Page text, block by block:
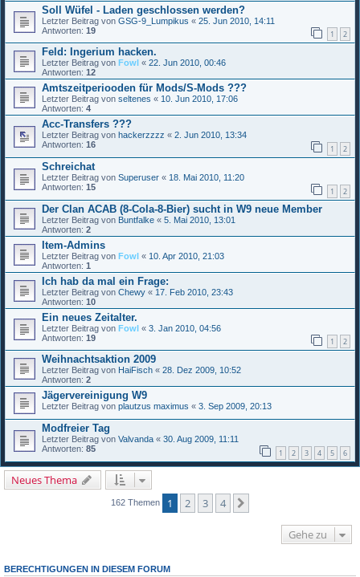
Soll Wüfel - Laden geschlossen werden?
Letzter Beitrag von GSG-9_Lumpikus « 25. Jun 2010, 14:11
Antworten: 19 1 2
Feld: Ingerium hacken.
Letzter Beitrag von Fowl « 22. Jun 2010, 00:46
Antworten: 12
Amtszeitperiooden für Mods/S-Mods ???
Letzter Beitrag von seltenes « 10. Jun 2010, 17:06
Antworten: 4
Acc-Transfers ???
Letzter Beitrag von hackerzzzz « 2. Jun 2010, 13:34
Antworten: 16 1 2
Schreichat
Letzter Beitrag von Superuser « 18. Mai 2010, 11:20
Antworten: 15 1 2
Der Clan ACAB (8-Cola-8-Bier) sucht in W9 neue Member
Letzter Beitrag von Buntfalke « 5. Mai 2010, 13:01
Antworten: 2
Item-Admins
Letzter Beitrag von Fowl « 10. Apr 2010, 21:03
Antworten: 1
Ich hab da mal ein Frage:
Letzter Beitrag von Chewy « 17. Feb 2010, 23:43
Antworten: 10
Ein neues Zeitalter.
Letzter Beitrag von Fowl « 3. Jan 2010, 04:56
Antworten: 19 1 2
Weihnachtsaktion 2009
Letzter Beitrag von HaiFisch « 28. Dez 2009, 10:52
Antworten: 2
Jägervereinigung W9
Letzter Beitrag von plautzus maximus « 3. Sep 2009, 20:13
Modfreier Tag
Letzter Beitrag von Valvanda « 30. Aug 2009, 11:11
Antworten: 85 1 2 3 4 5 6
Neues Thema
162 Themen 1 2 3 4
Gehe zu
BERECHTIGUNGEN IN DIESEM FORUM